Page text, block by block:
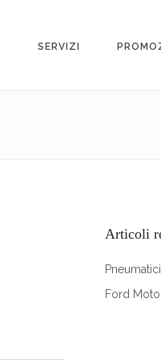
SERVIZI
Articoli
Ford